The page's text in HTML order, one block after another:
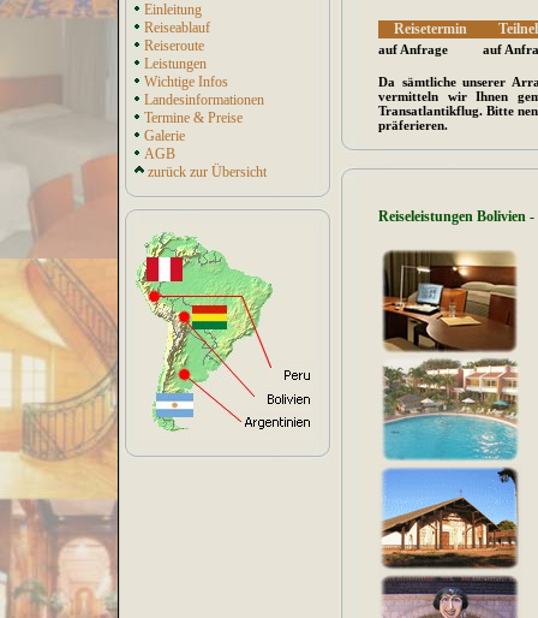
Einleitung
Reiseablauf
Reiseroute
Leistungen
Wichtige Infos
Landesinformationen
Termine & Preise
Galerie
AGB
zurück zur Übersicht
Reisetermin
auf Anfrage auf
Da sämtliche unserer
vermitteln wir Ihnen
Transatlantikflug. Bitte
präferieren.
Reiseleistungen Bolivien